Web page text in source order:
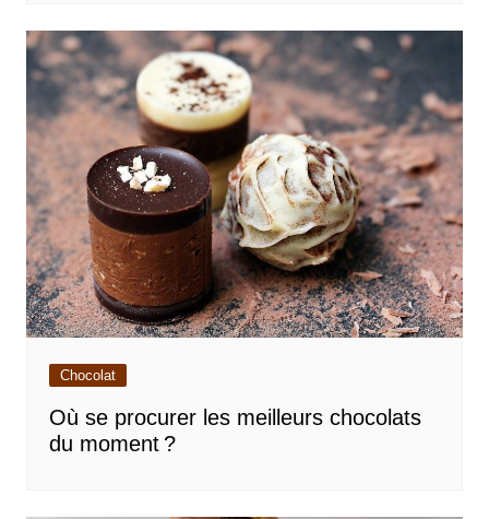
Chocolat
Où se procurer les meilleurs chocolats
du moment ?